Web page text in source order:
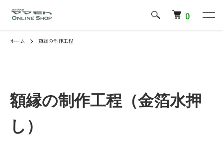
0
ホーム 額縁の制作工程
額縁の制作工程（金箔水押
し）